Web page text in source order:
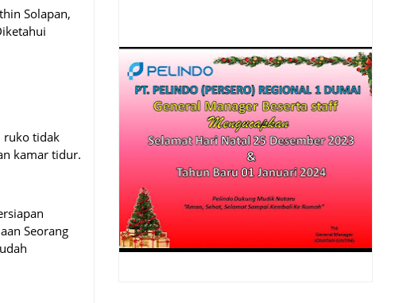
Solapan,
ruko tidak
kamar tidur.
Seorang